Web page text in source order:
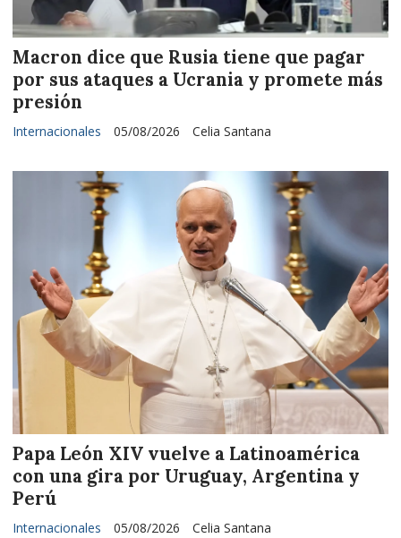
Macron dice que Rusia tiene que pagar
por sus ataques a Ucrania y promete más
presión
Celia Santana
Internacionales 05/08/2026
Papa León XIV vuelve a Latinoamérica
con una gira por Uruguay, Argentina y
Perú
Celia Santana
Internacionales 05/08/2026